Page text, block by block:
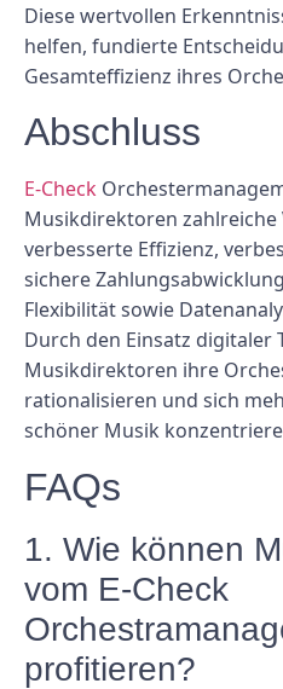
Diese wertvollen
helfen, fundierte
Gesamteffizienz ihres
Abschluss
E-Check
Musikdirektoren
verbesserte Effizienz,
sichere
Flexibilität sowie
Durch den Einsatz digitaler
Musikdirektoren ihre
rationalisieren und sich
schöner Musik
FAQs
1. Wie können
vom E-Check
profitieren?